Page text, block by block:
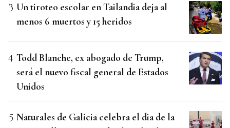
Un tiroteo escolar en Tailandia deja al
menos 6 muertos y 15 heridos
Todd Blanche, ex abogado de Trump,
será el nuevo fiscal general de Estados
Unidos
Naturales de Galicia celebra el dia de la